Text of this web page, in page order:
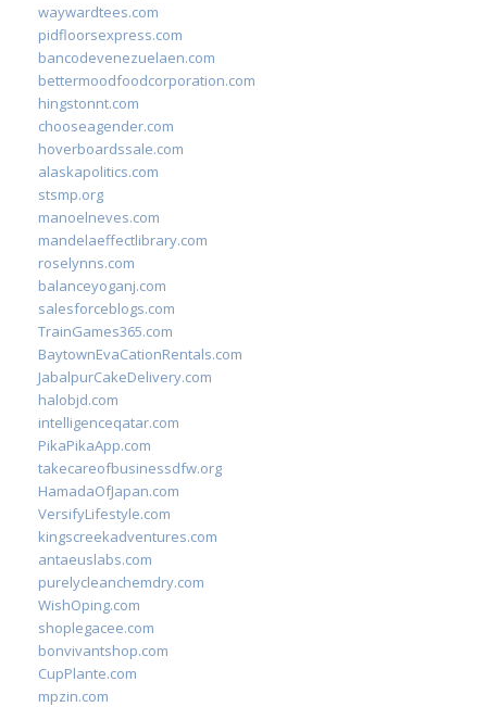
waywardtees.com
pidfloorsexpress.com
bancodevenezuelaen.com
bettermoodfoodcorporation.com
hingstonnt.com
chooseagender.com
hoverboardssale.com
alaskapolitics.com
stsmp.org
manoelneves.com
mandelaeffectlibrary.com
roselynns.com
balanceyoganj.com
salesforceblogs.com
TrainGames365.com
BaytownEvaCationRentals.com
JabalpurCakeDelivery.com
halobjd.com
intelligenceqatar.com
PikaPikaApp.com
takecareofbusinessdfw.org
HamadaOfJapan.com
VersifyLifestyle.com
kingscreekadventures.com
antaeuslabs.com
purelycleanchemdry.com
WishOping.com
shoplegacee.com
bonvivantshop.com
CupPlante.com
mpzin.com